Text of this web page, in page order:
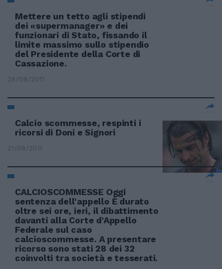
Mettere un tetto agli stipendi
dei «supermanager» e dei
funzionari di Stato, fissando il
limite massimo sullo stipendio
del Presidente della Corte di
Cassazione.
28/08/2011
Calcio scommesse, respinti i
ricorsi di Doni e Signori
21/08/2011
CALCIOSCOMMESSE Oggi
sentenza dell'appello È durato
oltre sei ore, ieri, il dibattimento
davanti alla Corte d'Appello
Federale sul caso
calcioscommesse. A presentare
ricorso sono stati 28 dei 32
coinvolti tra società e tesserati.